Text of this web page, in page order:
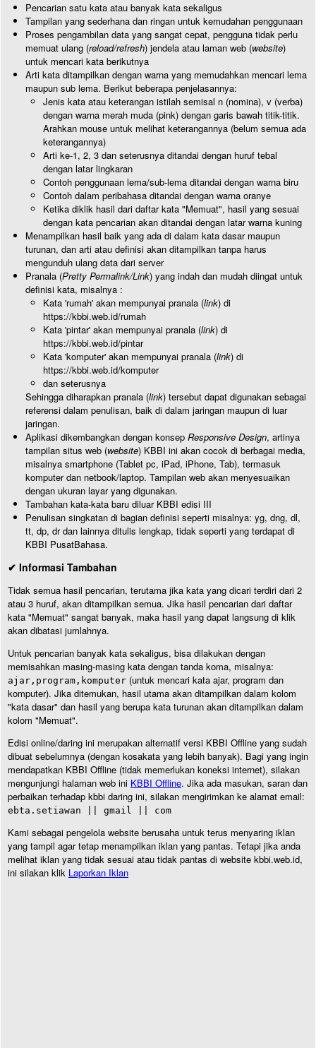
Pencarian satu kata atau banyak kata sekaligus
Tampilan yang sederhana dan ringan untuk kemudahan penggunaan
Proses pengambilan data yang sangat cepat, pengguna tidak perlu
memuat ulang (reload/refresh) jendela atau laman web (website)
untuk mencari kata berikutnya
Arti kata ditampilkan dengan warna yang memudahkan mencari lema
maupun sub lema. Berikut beberapa penjelasannya:
Jenis kata atau keterangan istilah semisal n (nomina), v (verba)
dengan warna merah muda (pink) dengan garis bawah titik-titik.
Arahkan mouse untuk melihat keterangannya (belum semua ada
keterangannya)
Arti ke-1, 2, 3 dan seterusnya ditandai dengan huruf tebal
dengan latar lingkaran
Contoh penggunaan lema/sub-lema ditandai dengan warna biru
Contoh dalam peribahasa ditandai dengan warna oranye
Ketika diklik hasil dari daftar kata "Memuat", hasil yang sesuai
dengan kata pencarian akan ditandai dengan latar warna kuning
Menampilkan hasil baik yang ada di dalam kata dasar maupun
turunan, dan arti atau definisi akan ditampilkan tanpa harus
mengunduh ulang data dari server
Pranala (Pretty Permalink/Link) yang indah dan mudah diingat untuk
definisi kata, misalnya :
Kata 'rumah' akan mempunyai pranala (link) di
https://kbbi.web.id/rumah
Kata 'pintar' akan mempunyai pranala (link) di
https://kbbi.web.id/pintar
Kata 'komputer' akan mempunyai pranala (link) di
https://kbbi.web.id/komputer
dan seterusnya
Sehingga diharapkan pranala (link) tersebut dapat digunakan sebagai
referensi dalam penulisan, baik di dalam jaringan maupun di luar
jaringan.
Aplikasi dikembangkan dengan konsep Responsive Design, artinya
tampilan situs web (website) KBBI ini akan cocok di berbagai media,
misalnya smartphone (Tablet pc, iPad, iPhone, Tab), termasuk
komputer dan netbook/laptop. Tampilan web akan menyesuaikan
dengan ukuran layar yang digunakan.
Tambahan kata-kata baru diluar KBBI edisi III
Penulisan singkatan di bagian definisi seperti misalnya: yg, dng, dl,
tt, dp, dr dan lainnya ditulis lengkap, tidak seperti yang terdapat di
KBBI PusatBahasa.
✔ Informasi Tambahan
Tidak semua hasil pencarian, terutama jika kata yang dicari terdiri dari 2
atau 3 huruf, akan ditampilkan semua. Jika hasil pencarian dari daftar
kata "Memuat" sangat banyak, maka hasil yang dapat langsung di klik
akan dibatasi jumlahnya.
Untuk pencarian banyak kata sekaligus, bisa dilakukan dengan
memisahkan masing-masing kata dengan tanda koma, misalnya:
ajar,program,komputer (untuk mencari kata ajar, program dan
komputer). Jika ditemukan, hasil utama akan ditampilkan dalam kolom
"kata dasar" dan hasil yang berupa kata turunan akan ditampilkan dalam
kolom "Memuat".
Edisi online/daring ini merupakan alternatif versi KBBI Offline yang sudah
dibuat sebelumnya (dengan kosakata yang lebih banyak). Bagi yang ingin
mendapatkan KBBI Offline (tidak memerlukan koneksi internet), silakan
mengunjungi halaman web ini KBBI Offline. Jika ada masukan, saran dan
perbaikan terhadap kbbi daring ini, silakan mengirimkan ke alamat email:
ebta.setiawan || gmail || com
Kami sebagai pengelola website berusaha untuk terus menyaring iklan
yang tampil agar tetap menampilkan iklan yang pantas. Tetapi jika anda
melihat iklan yang tidak sesuai atau tidak pantas di website kbbi.web.id,
ini silakan klik Laporkan Iklan